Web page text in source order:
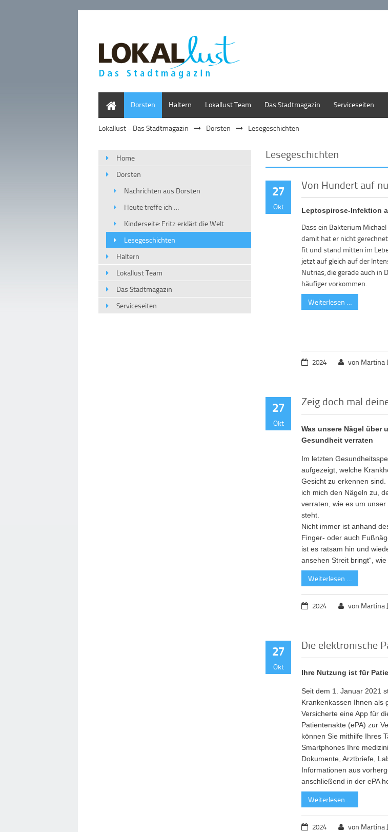
Dorsten Haltern Lokallust Team Das Stadtmagazin Serviceseiten
Lokallust – Das Stadtmagazin Dorsten Lesegeschichten
Lesegeschichten
27
Okt
Von Hundert auf
Leptospirose-Infektion
Dass ein Bakterium
damit hat er nicht
fit und stand mitten im
jetzt auf gleich auf der
Nutrias, die gerade auch in
häufiger vorkommen.
Weiterlesen …
2024 von Martina
27
Okt
Zeig doch mal
Was unsere Nägel über
Gesundheit verraten
Im letzten
aufgezeigt, welche
Gesicht zu erkennen
ich mich den Nägeln zu,
verraten, wie es um unser
steht.
Nicht immer ist anhand
Finger- oder auch
ist es ratsam hin und
ansehen Streit bringt“,
Weiterlesen …
2024 von Martina
27
Okt
Die elektronische
Ihre Nutzung ist für
Seit dem 1. Januar 2021
Krankenkassen Ihnen als
Versicherte eine App für
Patientenakte (ePA) zur
können Sie mithilfe Ihres
Smartphones Ihre
Dokumente, Arztbriefe,
Informationen aus
anschließend in der ePA
Weiterlesen …
2024 von Martina
Home
Dorsten
Nachrichten aus Dorsten
Heute treffe ich …
Kinderseite: Fritz erklärt die Welt
Lesegeschichten
Haltern
Lokallust Team
Das Stadtmagazin
Serviceseiten